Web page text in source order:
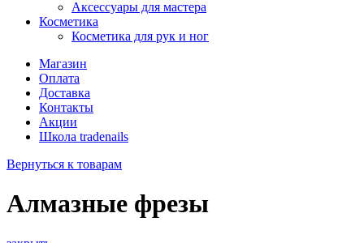
Аксессуары для мастера
Косметика
Косметика для рук и ног
Магазин
Оплата
Доставка
Контакты
Акции
Школа tradenails
Вернуться к товарам
Алмазные фрезы